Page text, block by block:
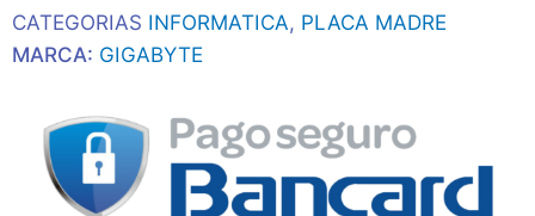
cantidad
CATEGORIAS INFORMATICA, PLACA MADRE
MARCA: GIGABYTE